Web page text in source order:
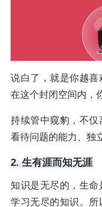
说白了，就是你越喜
在这个封闭空间内，
持续管中窥豹，不
看待问题的能力、独
2. 生有涯而知无涯
知识是无尽的，生命
学习无尽的知识。